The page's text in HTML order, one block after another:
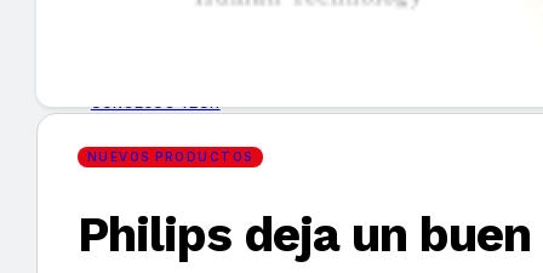
MERCADOS Y TENDENCIAS
EVENTOS
NUEVOS PRODUCTOS
Philips deja un